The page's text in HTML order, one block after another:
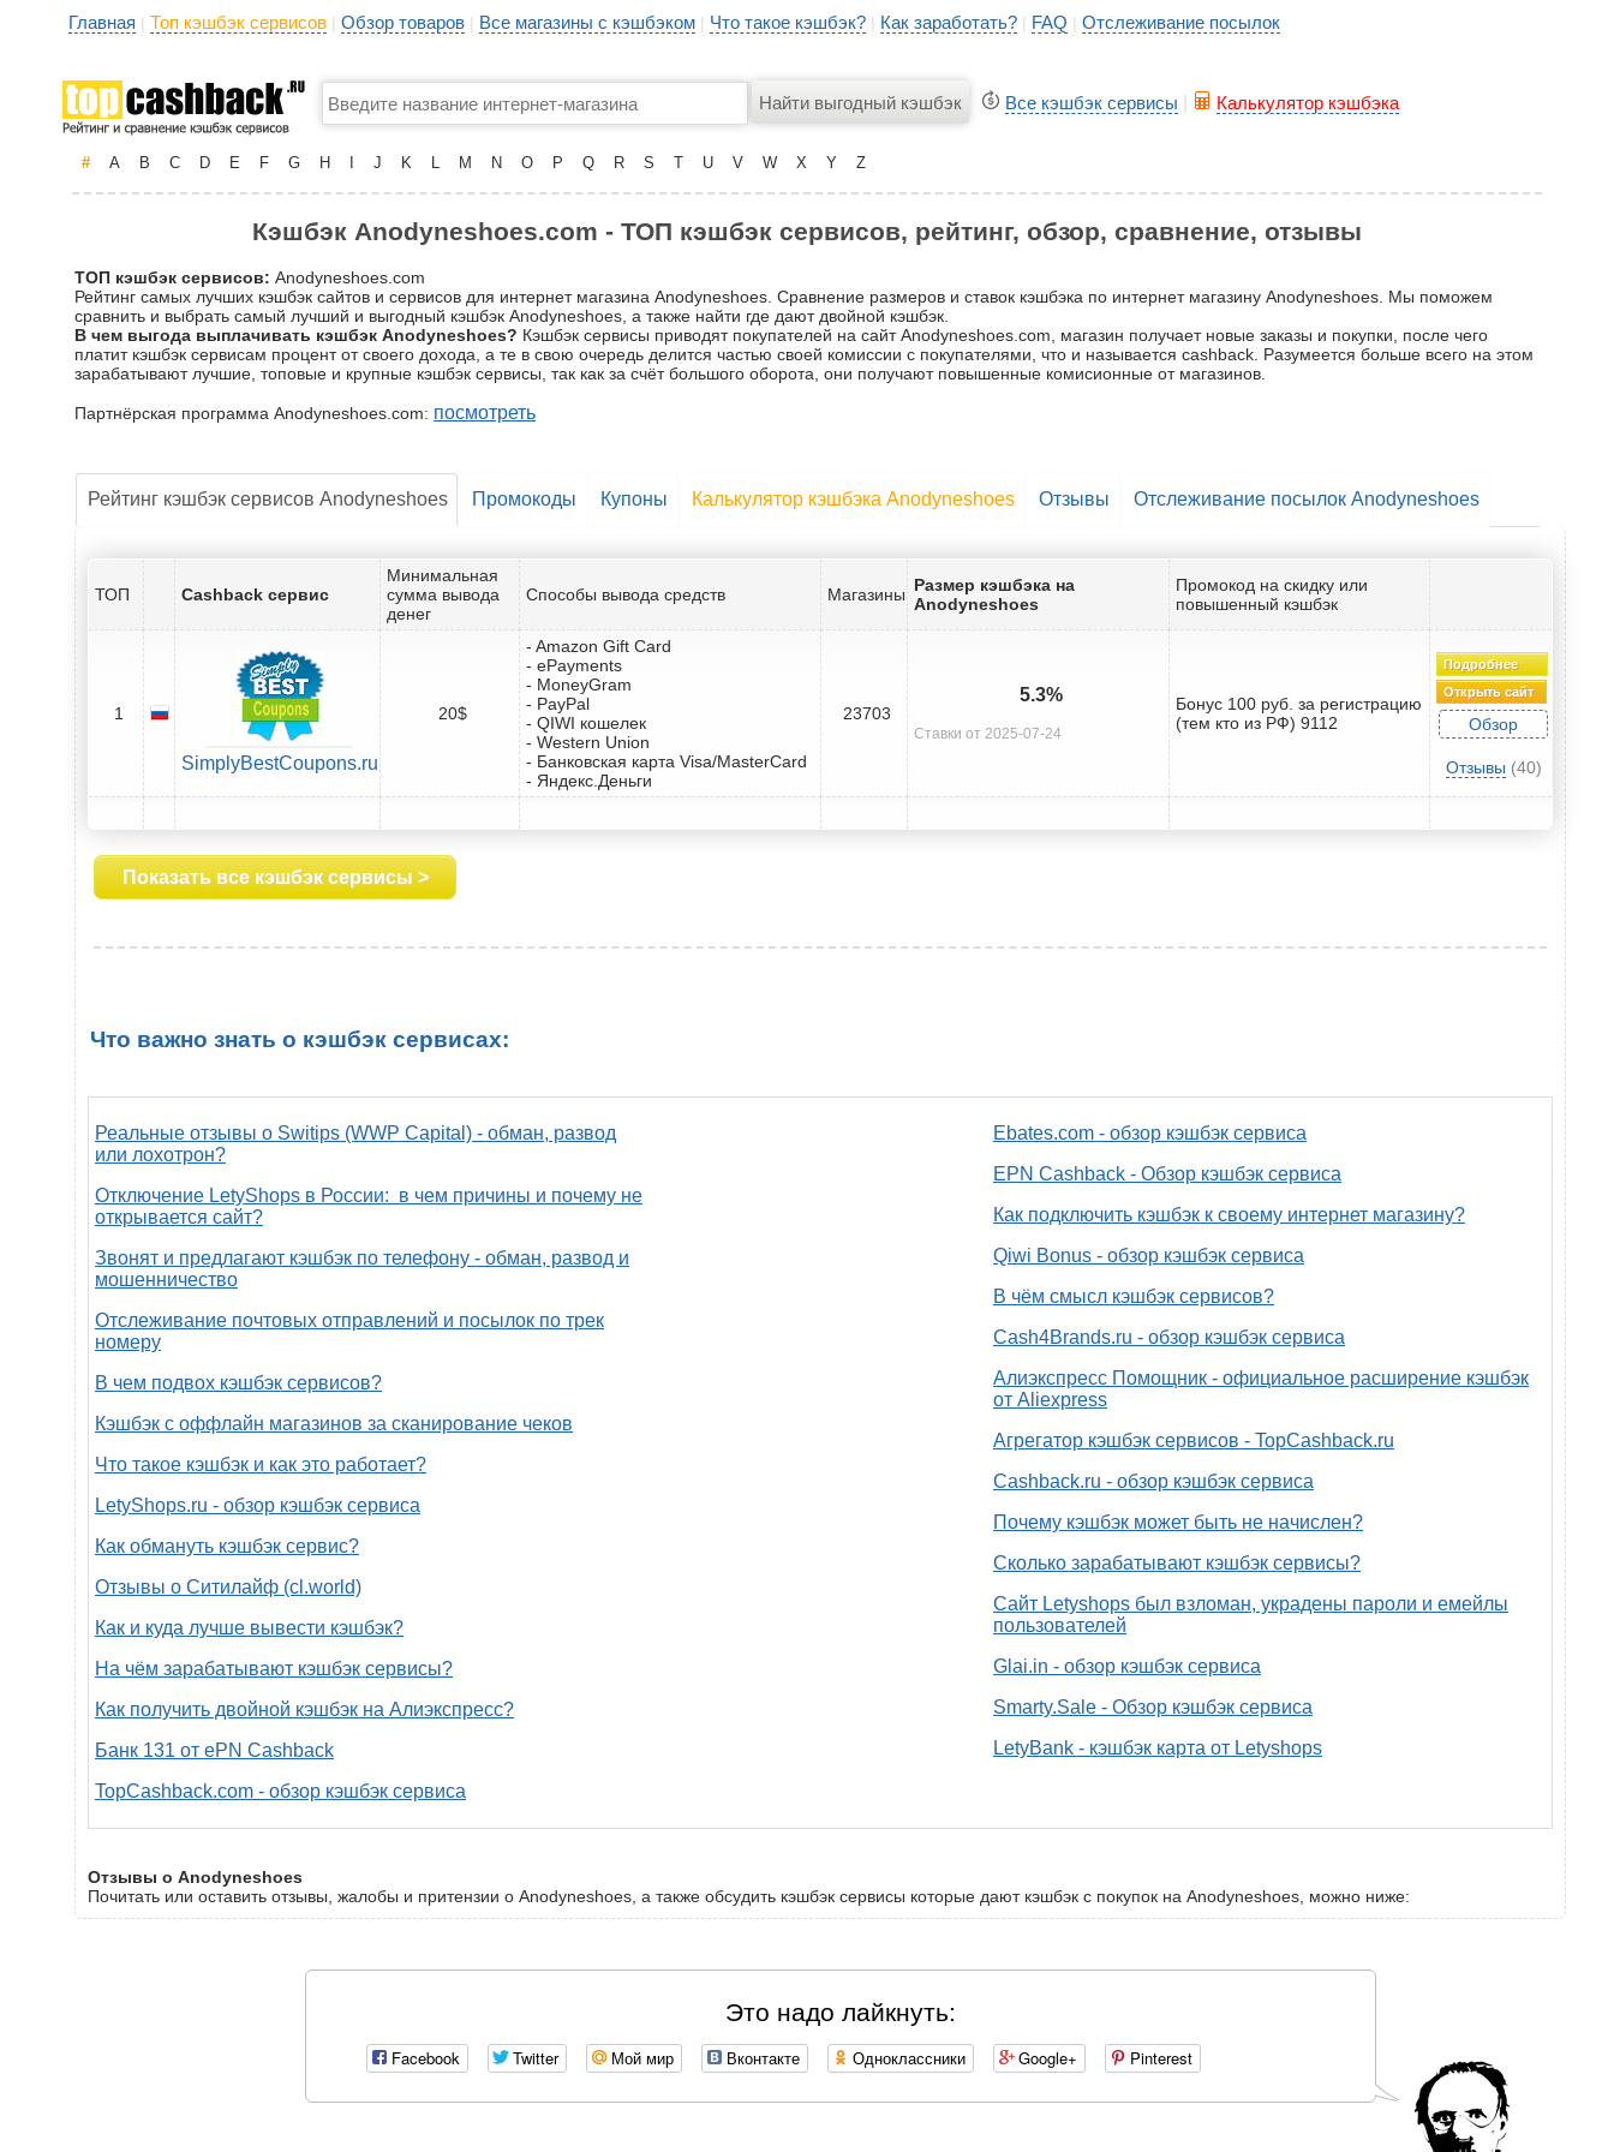
Главная | Топ кэшбэк сервисов | Обзор товаров | Все магазины с кэшбэком | Что такое кэшбэк? | Как заработать? | FAQ | Отслеживание посылок
Все кэшбэк сервисы Калькулятор кэшбэка
# A B C D E F G H J K L M N O P Q R S T U V W X Y Z
Кэшбэк Anodyneshoes.com - ТОП кэшбэк сервисов, рейтинг, обзор, сравнение, отзывы
ТОП кэшбэк сервисов: Anodyneshoes.com
Рейтинг самых лучших кэшбэк сайтов и сервисов для интернет магазина Anodyneshoes. Сравнение размеров и ставок кэшбэка по интернет магазину Anodyneshoes. Мы поможем
сравнить и выбрать самый лучший и выгодный кэшбэк Anodyneshoes, а также найти где дают двойной кэшбэк.
В чем выгода выплачивать кэшбэк Anodyneshoes? Кэшбэк сервисы приводят покупателей на сайт Anodyneshoes.com, магазин получает новые заказы и покупки, после чего
платит кэшбэк сервисам процент от своего дохода, а те в свою очередь делится частью своей комиссии с покупателями, что и называется cashback. Разумеется больше всего на этом
зарабатывают лучшие, топовые и крупные кэшбэк сервисы, так как за счёт большого оборота, они получают повышенные комисионные от магазинов.
Партнёрская программа Anodyneshoes.com: посмотреть
Рейтинг кэшбэк сервисов Anodyneshoes Промокоды Купоны Калькулятор кэшбэка Anodyneshoes Отзывы Отслеживание посылок Anodyneshoes
ТОП Cashback сервис
Минимальная
сумма вывода
денег
Способы вывода средств Магазины Размер кэшбэка на
Anodyneshoes
Промокод на скидку или
повышенный кэшбэк
1
SimplyBestCoupons.ru
20$
- Amazon Gift Card
- ePayments
- MoneyGram
- PayPal
- QIWI кошелек
- Western Union
- Банковская карта Visa/MasterCard
- Яндекс.Деньги
23703
5.3%
Ставки от 2025-07-24
Бонус 100 руб. за регистрацию
(тем кто из РФ) 9112
Подробнее
Открыть сайт
Обзор
Отзывы (40)
Показать все кэшбэк сервисы >
Что важно знать о кэшбэк сервисах:
Реальные отзывы о Switips (WWP Capital) - обман, развод
или лохотрон?
Отключение LetyShops в России: в чем причины и почему не
открывается сайт?
Звонят и предлагают кэшбэк по телефону - обман, развод и
мошенничество
Отслеживание почтовых отправлений и посылок по трек
номеру
В чем подвох кэшбэк сервисов?
Кэшбэк с оффлайн магазинов за сканирование чеков
Что такое кэшбэк и как это работает?
LetyShops.ru - обзор кэшбэк сервиса
Как обмануть кэшбэк сервис?
Отзывы о Ситилайф (cl.world)
Как и куда лучше вывести кэшбэк?
На чём зарабатывают кэшбэк сервисы?
Как получить двойной кэшбэк на Алиэкспресс?
Банк 131 от ePN Cashback
TopCashback.com - обзор кэшбэк сервиса
Ebates.com - обзор кэшбэк сервиса
EPN Cashback - Обзор кэшбэк сервиса
Как подключить кэшбэк к своему интернет магазину?
Qiwi Bonus - обзор кэшбэк сервиса
В чём смысл кэшбэк сервисов?
Cash4Brands.ru - обзор кэшбэк сервиса
Алиэкспресс Помощник - официальное расширение кэшбэк
от Aliexpress
Агрегатор кэшбэк сервисов - TopCashback.ru
Cashback.ru - обзор кэшбэк сервиса
Почему кэшбэк может быть не начислен?
Сколько зарабатывают кэшбэк сервисы?
Сайт Letyshops был взломан, украдены пароли и емейлы
пользователей
Glai.in - обзор кэшбэк сервиса
Smarty.Sale - Обзор кэшбэк сервиса
LetyBank - кэшбэк карта от Letyshops
Отзывы о Anodyneshoes
Почитать или оставить отзывы, жалобы и притензии о Anodyneshoes, а также обсудить кэшбэк сервисы которые дают кэшбэк с покупок на Anodyneshoes, можно ниже:
Это надо лайкнуть:
Facebook Twitter Мой мир Вконтакте Одноклассники Google+ Pinterest